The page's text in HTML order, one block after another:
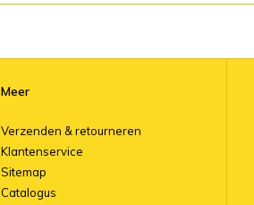
Meer
Verzenden & retourneren
Klantenservice
Sitemap
Catalogus